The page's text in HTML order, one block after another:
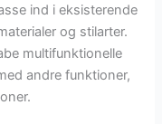
ind i eksisterende
og stilarter.
multifunktionelle
andre funktioner,